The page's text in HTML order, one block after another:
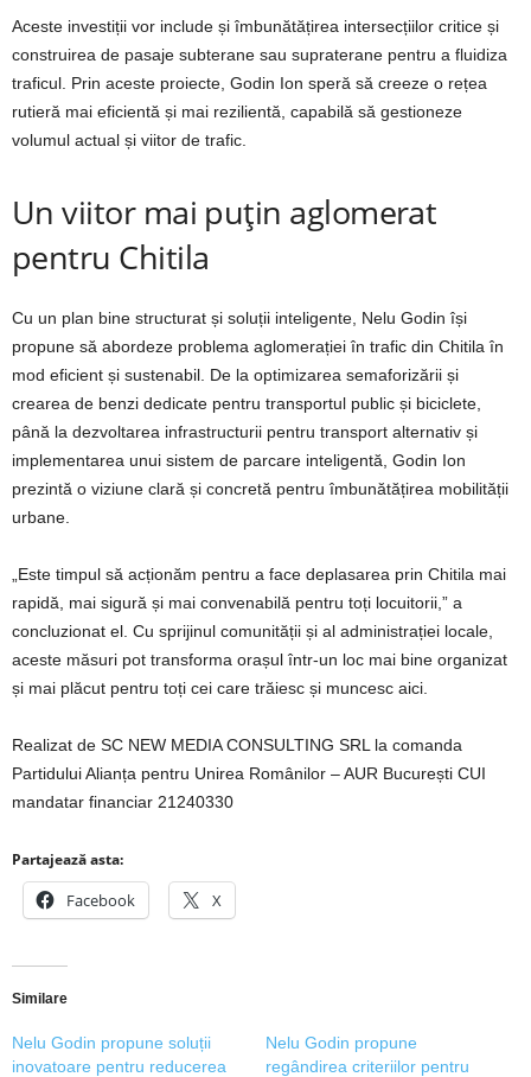
Aceste investiții vor include și îmbunătățirea intersecțiilor critice și
construirea de pasaje subterane sau supraterane pentru a fluidiza
traficul. Prin aceste proiecte, Godin Ion speră să creeze o rețea
rutieră mai eficientă și mai rezilientă, capabilă să gestioneze
volumul actual și viitor de trafic.
Un viitor mai puțin aglomerat
pentru Chitila
Cu un plan bine structurat și soluții inteligente, Nelu Godin își
propune să abordeze problema aglomerației în trafic din Chitila în
mod eficient și sustenabil. De la optimizarea semaforizării și
crearea de benzi dedicate pentru transportul public și biciclete,
până la dezvoltarea infrastructurii pentru transport alternativ și
implementarea unui sistem de parcare inteligentă, Godin Ion
prezintă o viziune clară și concretă pentru îmbunătățirea mobilității
urbane.
„Este timpul să acționăm pentru a face deplasarea prin Chitila mai
rapidă, mai sigură și mai convenabilă pentru toți locuitorii,” a
concluzionat el. Cu sprijinul comunității și al administrației locale,
aceste măsuri pot transforma orașul într-un loc mai bine organizat
și mai plăcut pentru toți cei care trăiesc și muncesc aici.
Realizat de SC NEW MEDIA CONSULTING SRL la comanda
Partidului Alianța pentru Unirea Românilor – AUR București CUI
mandatar financiar 21240330
Partajează asta:
Facebook X
Similare
Nelu Godin propune soluții
inovatoare pentru reducerea
Nelu Godin propune
regândirea criteriilor pentru